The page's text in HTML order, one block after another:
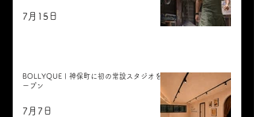
7月15日
BOLLYQUE | 神保町に初の常設スタジオをオ
ープン
7月7日